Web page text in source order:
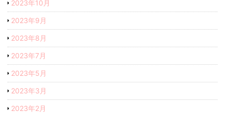
2023年10月
2023年9月
2023年8月
2023年7月
2023年5月
2023年3月
2023年2月